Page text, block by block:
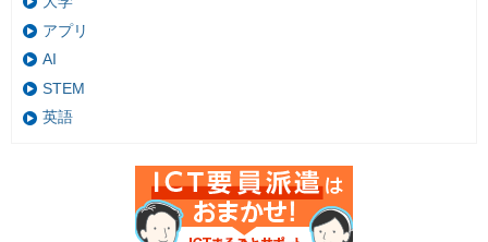
アプリ
AI
STEM
英語